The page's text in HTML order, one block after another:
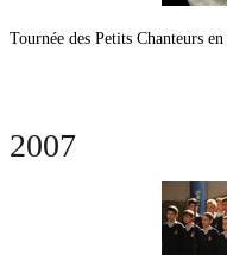
Tournée des Petits Chanteurs en
2007